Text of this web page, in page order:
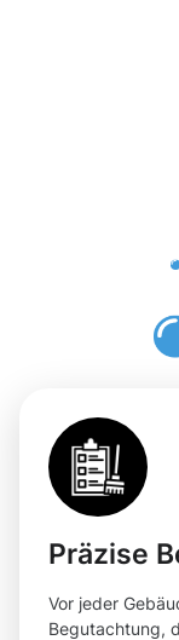
Präzise
Vor jeder
Begutachtung,